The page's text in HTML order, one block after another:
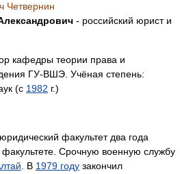
Четвернин
- российский юрист и
кафедры теории права и
ГУ-ВШЭ. Учёная степень:
(с 1982 г.)
факультет два года
Срочную военную службу
. В 1979 году закончил